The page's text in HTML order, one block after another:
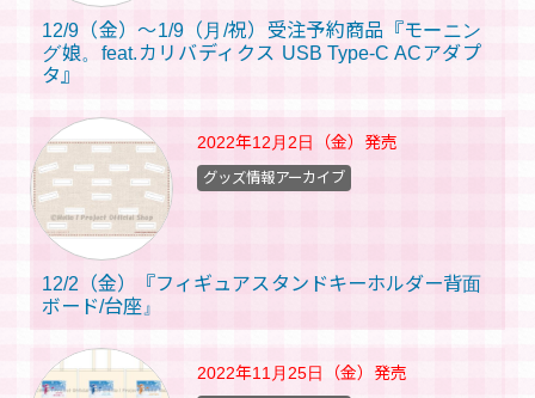
12/9（金）～1/9（月/祝）受注予約商品『モーニン
グ娘。feat.カリバディクス USB Type-C ACアダプ
タ』
2022年12月2日（金） 発売
12/2（金）『フィギュアスタンドキーホルダー背面
ボード/台座』
グッズ情報アーカイブ
2022年11月25日（金） 発売